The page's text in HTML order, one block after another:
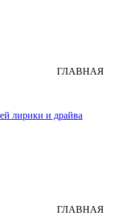
ГЛАВНАЯ
лирики и драйва
ГЛАВНАЯ